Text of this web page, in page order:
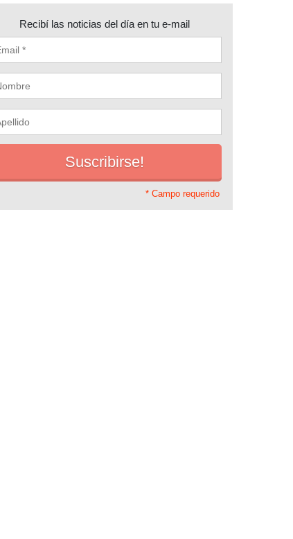
Recibí las noticias del día en tu e-mail
* Campo requerido